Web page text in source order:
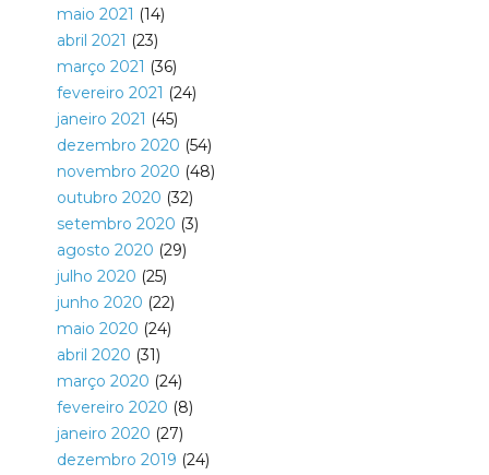
maio 2021 (14)
abril 2021 (23)
março 2021 (36)
fevereiro 2021 (24)
janeiro 2021 (45)
dezembro 2020 (54)
novembro 2020 (48)
outubro 2020 (32)
setembro 2020 (3)
agosto 2020 (29)
julho 2020 (25)
junho 2020 (22)
maio 2020 (24)
abril 2020 (31)
março 2020 (24)
fevereiro 2020 (8)
janeiro 2020 (27)
dezembro 2019 (24)